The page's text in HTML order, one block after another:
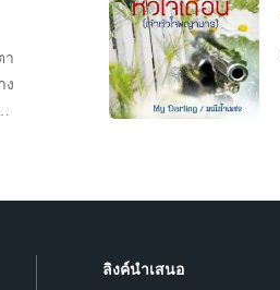
า
ง
ลิงค์นำเสนอ